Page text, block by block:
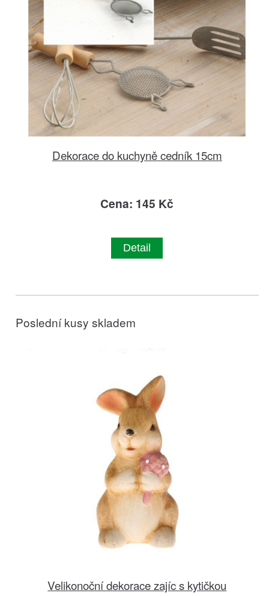
Dekorace do kuchyně cedník 15cm
Cena: 145 Kč
Detail
Poslední kusy skladem
Velikonoční dekorace zajíc s kytičkou